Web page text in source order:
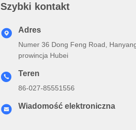
Szybki kontakt
Adres
Numer 36 Dong Feng Road,
prowincja Hubei
Teren
86-027-85551556
Wiadomość elektroniczna